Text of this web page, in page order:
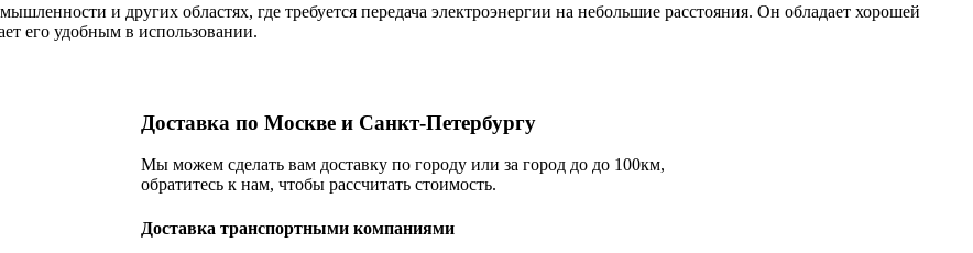
и других областях, где требуется передача электроэнергии на небольшие расстояния. Он обладает хорошей
его удобным в использовании.
Доставка по Москве и Санкт-Петербургу
Мы можем сделать вам доставку по городу или за город до до 100км,
обратитесь к нам, чтобы рассчитать стоимость.
Доставка транспортными компаниями